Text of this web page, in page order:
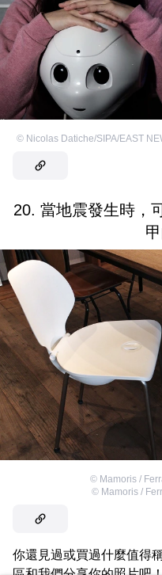
© Nicolas Datiche/SIPA/EAST
20. 當地震發生時，
© Mamoris /
© Mamoris /
你還見過或買過什麼值得